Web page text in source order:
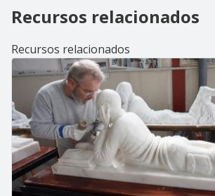
Recursos relacionados
Recursos relacionados